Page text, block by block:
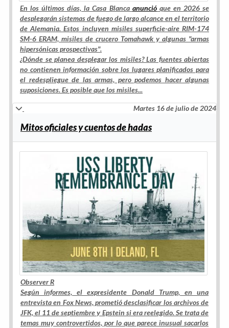
En los últimos días, la Casa Blanca anuncióque en 2026 se
desplegarán sistemas de fuego de largo alcance en el territorio
de Alemania. Estos incluyen misiles superficie-aire RIM-174
SM-6 ERAM, misiles de crucero Tomahawk y algunas "armas
hipersónicas prospectivas".
¿Dónde se planea desplegar los misiles? Las fuentes abiertas
no contienen información sobre los lugares planificados para
el redespliegue de las armas, pero podemos hacer algunas
suposiciones. Es posible que los misiles...
Martes 16 de julio de 2024
Mitos oficiales y cuentos de hadas
Observer R
Según informes, el expresidente Donald Trump, en una
entrevista en Fox News, prometió desclasificar los archivos de
JFK, el 11 de septiembre y Epstein si era reelegido. Se trata de
temas muy controvertidos, por lo que parece inusual sacarlos